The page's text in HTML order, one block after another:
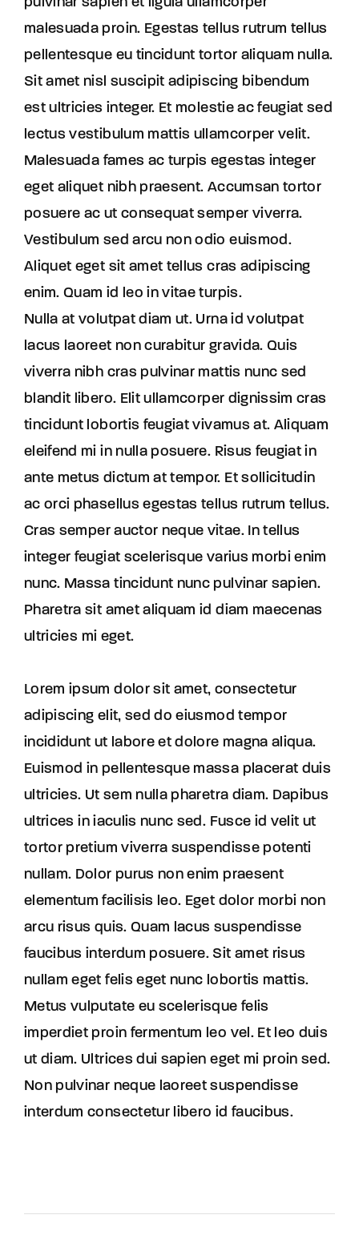
malesuada proin. Egestas tellus rutrum tellus
pellentesque eu tincidunt tortor aliquam nulla.
Sit amet nisl suscipit adipiscing bibendum
est ultricies integer. Et molestie ac feugiat sed
lectus vestibulum mattis ullamcorper velit.
Malesuada fames ac turpis egestas integer
eget aliquet nibh praesent. Accumsan tortor
posuere ac ut consequat semper viverra.
Vestibulum sed arcu non odio euismod.
Aliquet eget sit amet tellus cras adipiscing
enim. Quam id leo in vitae turpis.
Nulla at volutpat diam ut. Urna id volutpat
lacus laoreet non curabitur gravida. Quis
viverra nibh cras pulvinar mattis nunc sed
blandit libero. Elit ullamcorper dignissim cras
tincidunt lobortis feugiat vivamus at. Aliquam
eleifend mi in nulla posuere. Risus feugiat in
ante metus dictum at tempor. Et sollicitudin
ac orci phasellus egestas tellus rutrum tellus.
Cras semper auctor neque vitae. In tellus
integer feugiat scelerisque varius morbi enim
nunc. Massa tincidunt nunc pulvinar sapien.
Pharetra sit amet aliquam id diam maecenas
ultricies mi eget.
Lorem ipsum dolor sit amet, consectetur
adipiscing elit, sed do eiusmod tempor
incididunt ut labore et dolore magna aliqua.
Euismod in pellentesque massa placerat duis
ultricies. Ut sem nulla pharetra diam. Dapibus
ultrices in iaculis nunc sed. Fusce id velit ut
tortor pretium viverra suspendisse potenti
nullam. Dolor purus non enim praesent
elementum facilisis leo. Eget dolor morbi non
arcu risus quis. Quam lacus suspendisse
faucibus interdum posuere. Sit amet risus
nullam eget felis eget nunc lobortis mattis.
Metus vulputate eu scelerisque felis
imperdiet proin fermentum leo vel. Et leo duis
ut diam. Ultrices dui sapien eget mi proin sed.
Non pulvinar neque laoreet suspendisse
interdum consectetur libero id faucibus.